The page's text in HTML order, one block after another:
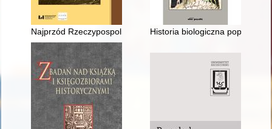
Najprzód Rzeczypospolitej, po wtóre Kościołowi" : rzecz o
Historia biologiczna populacji